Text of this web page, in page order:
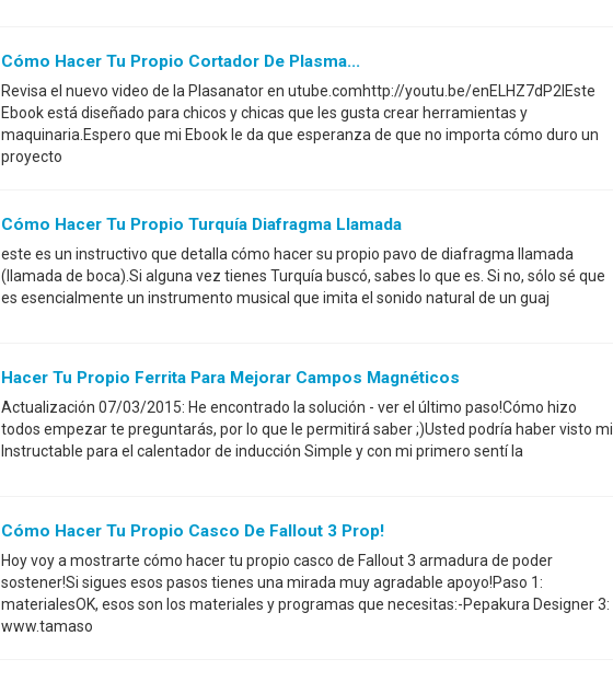
Cómo Hacer Tu Propio Cortador De Plasma...
Revisa el nuevo video de la Plasanator en utube.comhttp://youtu.be/enELHZ7dP2IEste
Ebook está diseñado para chicos y chicas que les gusta crear herramientas y
maquinaria.Espero que mi Ebook le da que esperanza de que no importa cómo duro un
proyecto
Cómo Hacer Tu Propio Turquía Diafragma Llamada
este es un instructivo que detalla cómo hacer su propio pavo de diafragma llamada
(llamada de boca).Si alguna vez tienes Turquía buscó, sabes lo que es. Si no, sólo sé que
es esencialmente un instrumento musical que imita el sonido natural de un guaj
Hacer Tu Propio Ferrita Para Mejorar Campos Magnéticos
Actualización 07/03/2015: He encontrado la solución - ver el último paso!Cómo hizo
todos empezar te preguntarás, por lo que le permitirá saber ;)Usted podría haber visto mi
Instructable para el calentador de inducción Simple y con mi primero sentí la
Cómo Hacer Tu Propio Casco De Fallout 3 Prop!
Hoy voy a mostrarte cómo hacer tu propio casco de Fallout 3 armadura de poder
sostener!Si sigues esos pasos tienes una mirada muy agradable apoyo!Paso 1:
materialesOK, esos son los materiales y programas que necesitas:-Pepakura Designer 3:
www.tamaso